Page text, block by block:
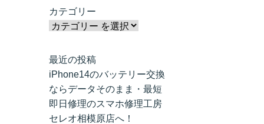
カテゴリー
最近の投稿
iPhone14のバッテリー交換
ならデータそのまま・最短
即日修理のスマホ修理工房
セレオ相模原店へ！